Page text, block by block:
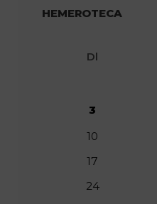
HEMEROTECA
Dl
3
10
17
24